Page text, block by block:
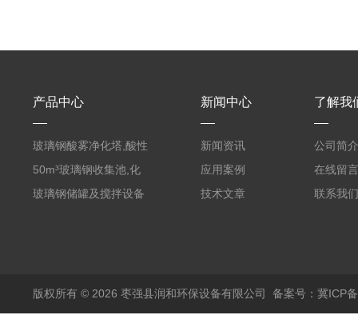
产品中心
玻璃钢酸雾净化塔,酸性
废气洗涤塔处理工艺
50m³玻璃钢收集池,化
粪罐
玻璃钢储罐及搅拌设备
新闻中心
新闻资讯
应用案例
技术文章
了解我
公司简介
在线留言
联系我们
版权所有 © 2026 枣强县润和环保设备有限公司 备案号：冀ICP